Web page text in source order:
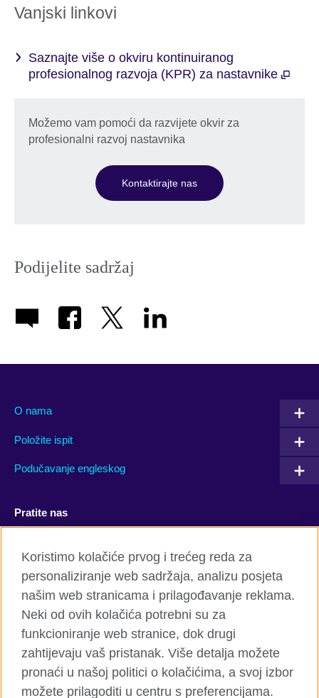
Vanjski linkovi
Saznajte više o okviru kontinuiranog
profesionalnog razvoja (KPR) za nastavnike
Možemo vam pomoći da razvijete okvir za
profesionalni razvoj nastavnika
Kontaktirajte nas
Podijelite sadržaj
O nama
Položite ispit
Podučavanje engleskog
Pratite nas
Twitter Flickr
TikTok
British Council global
Koristimo kolačiće prvog i trećeg reda za
personaliziranje web sadržaja, analizu posjeta
našim web stranicama i prilagođavanje reklama.
Neki od ovih kolačića potrebni su za
funkcioniranje web stranice, dok drugi
zahtijevaju vaš pristanak. Više detalja možete
pronaći u našoj politici o kolačićima, a svoj izbor
možete prilagoditi u centru s preferencijama.